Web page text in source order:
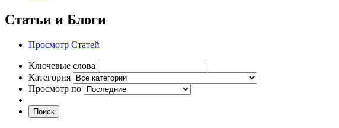
Статьи и Блоги
Просмотр Статей
Ключевые слова
Категория
Просмотр по
Поиск